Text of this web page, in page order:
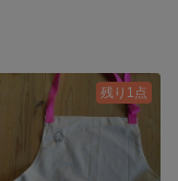
残り1点